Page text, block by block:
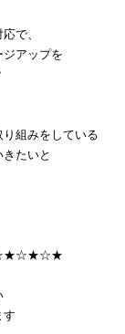
で、
アップを
組みをしている
たいと
す